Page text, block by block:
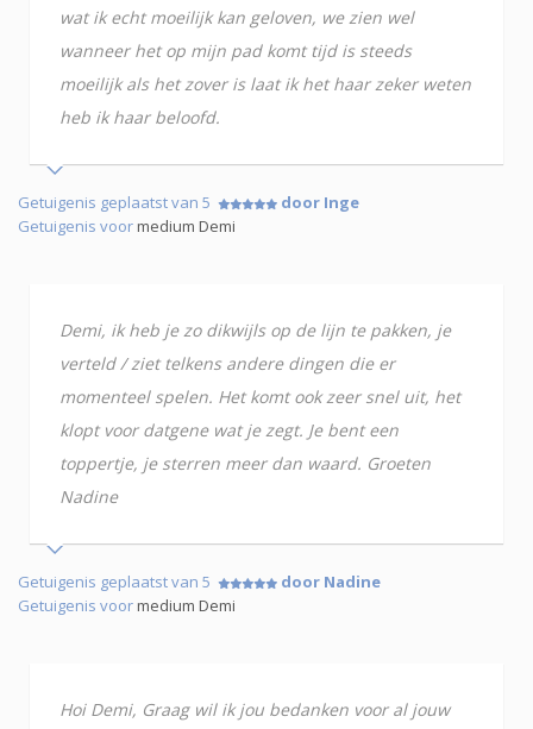
wat ik echt moeilijk kan geloven, we zien wel
wanneer het op mijn pad komt tijd is steeds
moeilijk als het zover is laat ik het haar zeker weten
heb ik haar beloofd.
Getuigenis geplaatst van 5
door Inge
Getuigenis voormedium Demi
Demi, ik heb je zo dikwijls op de lijn te pakken, je
verteld / ziet telkens andere dingen die er
momenteel spelen. Het komt ook zeer snel uit, het
klopt voor datgene wat je zegt. Je bent een
toppertje, je sterren meer dan waard. Groeten
Nadine
Getuigenis geplaatst van 5
door Nadine
Getuigenis voormedium Demi
Hoi Demi, Graag wil ik jou bedanken voor al jouw